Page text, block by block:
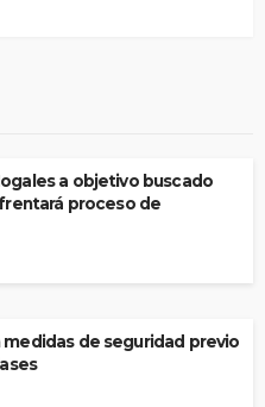
a objetivo buscado
proceso de
medidas de seguridad previo